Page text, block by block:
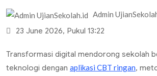
Admin
23 June 2026, Pukul 13:22
Transformasi digital mendorong sekolah
teknologi dengan aplikasi CBT ringan,